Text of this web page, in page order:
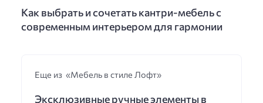
Как выбрать и сочетать кантри-мебель с
современным интерьером для гармонии
Еще из «Мебель в стиле Лофт»
Эксклюзивные ручные элементы в